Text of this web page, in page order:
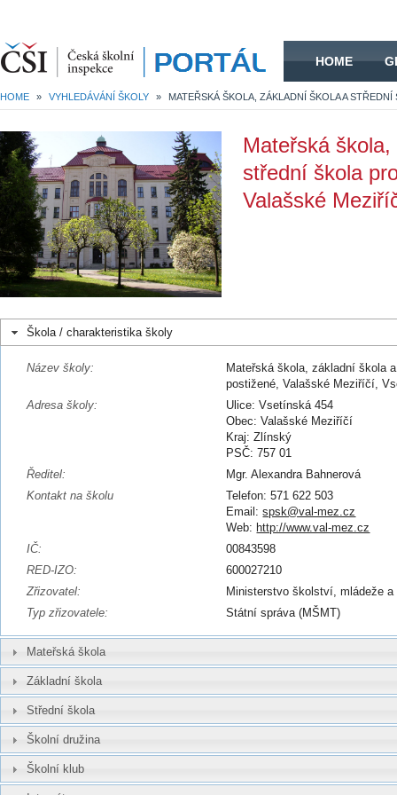
HOME
HOME » VYHLEDÁVÁNÍ ŠKOLY »
Mateřská
střední škola
Valašské
Škola / charakteristika školy
Název školy:
Mateřská škola, základní škola
postižené, Valašské Meziříčí,
Adresa školy:
Ulice: Vsetínská 454
Obec: Valašské Meziříčí
Kraj: Zlínský
PSČ: 757 01
Ředitel:
Mgr. Alexandra Bahnerová
Kontakt na školu
Telefon: 571 622 503
Email:spsk@val-mez.cz
Web: http://www.val-mez.cz
IČ:
00843598
RED-IZO:
600027210
Zřizovatel:
Ministerstvo školství, mládeže
Typ zřizovatele:
Státní správa (MŠMT)
Mateřská škola
Základní škola
Střední škola
Školní družina
Školní klub